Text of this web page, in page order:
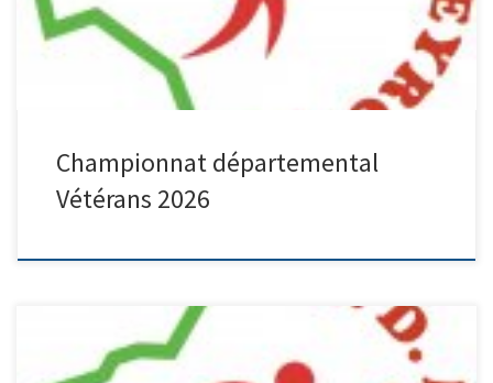
auprès de Mme Maria Marty (50 […]
Championnat départemental
Vétérans 2026